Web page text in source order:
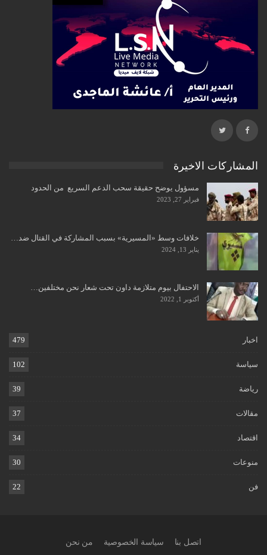
المشاركات الاخيرة
مسؤول يوضح حقيقة سحب الدعم السريع من الحدود
فبراير 27, 2023
خلافات وسط «المسيرية» بسبب المشاركة في القتال ضد…
يناير 13, 2024
الاحتفال بيوم متلازمة داون تحت شعار نحن مختلفين…
أكتوبر 1, 2022
اخبار 479
سياسة 102
رياضة 39
مقالات 37
اقتصاد 34
منوعات 30
فن 22
اتصل بنا سياسة الخصوصية من نحن